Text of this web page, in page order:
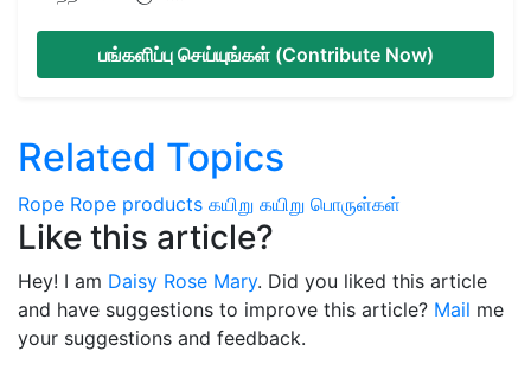
பங்களிப்பு செய்யுங்கள் (Contribute Now)
Related Topics
Rope Rope products கயிறு கயிறு பொருள்கள்
Like this article?
Hey! I am Daisy Rose Mary. Did you liked this article
and have suggestions to improve this article? Mail me
your suggestions and feedback.